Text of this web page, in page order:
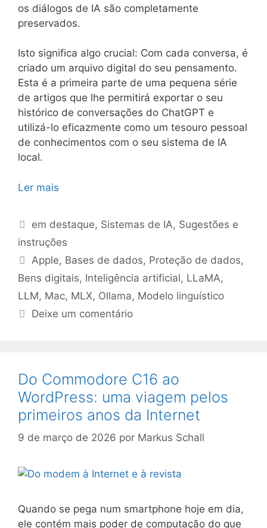
os diálogos de IA são completamente
preservados.
Isto significa algo crucial: Com cada conversa, é
criado um arquivo digital do seu pensamento.
Esta é a primeira parte de uma pequena série
de artigos que lhe permitirá exportar o seu
histórico de conversações do ChatGPT e
utilizá-lo eficazmente como um tesouro pessoal
de conhecimentos com o seu sistema de IA
local.
Ler mais
Categorias
em destaque, Sistemas de IA, Sugestões e
instruções
Etiquetas
Apple, Bases de dados, Proteção de dados,
Bens digitais, Inteligência artificial, LLaMA,
LLM, Mac, MLX, Ollama, Modelo linguístico
Deixe um comentário
Do Commodore C16 ao
WordPress: uma viagem pelos
primeiros anos da Internet
9 de março de 2026 por Markus Schall
Quando se pega num smartphone hoje em dia,
ele contém mais poder de computação do que